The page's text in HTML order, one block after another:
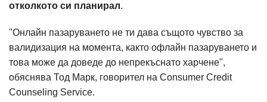
отколкото си планирал.
"Онлайн пазаруването не ти дава същото чувство за
валидизация на момента, както офлайн пазаруването и
това може да доведе до непрекъснато харчене",
обяснява Тод Марк, говорител на Consumer Credit
Counseling Service.